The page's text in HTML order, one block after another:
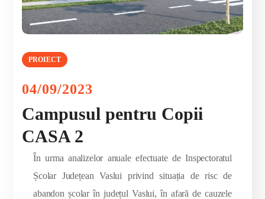
PROIECT
04/09/2023
Campusul pentru Copii
CASA 2
În urma analizelor anuale efectuate de Inspectoratul
Școlar Județean Vaslui privind situația de risc de
abandon școlar în județul Vaslui, în afară de cauzele